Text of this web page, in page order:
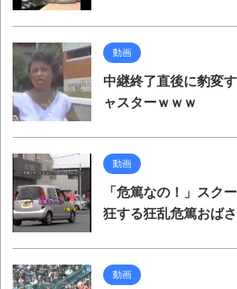
動画
中継終了直後に豹変
ャスターｗｗｗ
動画
「危篤なの！」スク
狂する狂乱危篤おば
動画